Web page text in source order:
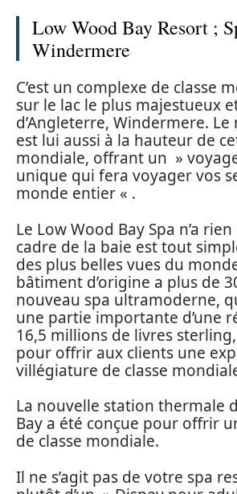
Low Wood Bay Resort ;
Windermere
C’est un complexe de classe
sur le lac le plus majestueux
d’Angleterre, Windermere. Le
est lui aussi à la hauteur de
mondiale, offrant un »
unique qui fera voyager vos
monde entier « .
Le Low Wood Bay Spa n’a
cadre de la baie est tout
des plus belles vues du
bâtiment d’origine a plus de
nouveau spa ultramoderne,
une partie importante d’une
16,5 millions de livres
pour offrir aux clients une
villégiature de classe
La nouvelle station thermale
Bay a été conçue pour offrir
de classe mondiale.
Il ne s’agit pas de votre spa